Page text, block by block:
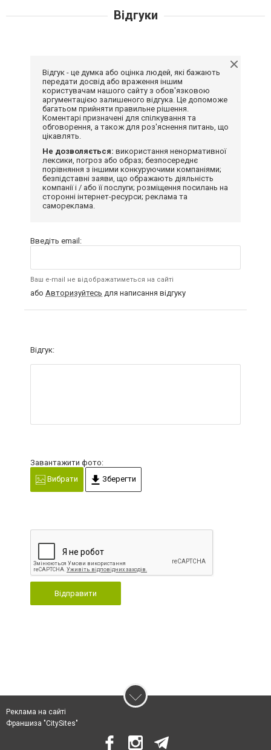
Відгуки
Відгук - це думка або оцінка людей, які бажають
передати досвід або враження іншим
користувачам нашого сайту з обов'язковою
аргументацією залишеного відгука. Це допоможе
багатьом прийняти правильне рішення.
Коментарі призначені для спілкування та
обговорення, а також для роз'яснення питань, що
цікавлять.
Не дозволяється: використання ненормативної
лексики, погроз або образ; безпосереднє
порівняння з іншими конкуруючими компаніями;
безпідставні заяви, що ображають діяльність
компанії і / або її послуги; розміщення посилань на
сторонні інтернет-ресурси; реклама та
самореклама.
Введіть email:
Ваш e-mail не відображатиметься на сайті
або Авторизуйтесь для написання відгуку
Відгук:
Завантажити фото:
Вибрати
Зберегти
Відправити
Реклама на сайті
Франшиза "CitySites"